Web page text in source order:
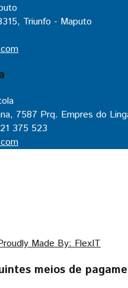
Triunfo - Maputo
7587 Prq. Empres do
375 523
Made By: FlexIT
meios de